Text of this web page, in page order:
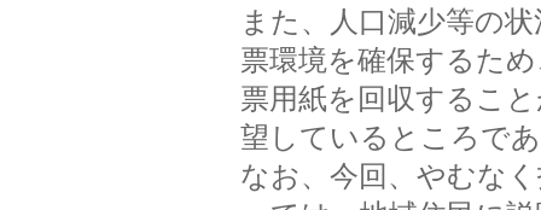
また、人口減少等の
票環境を確保するた
票用紙を回収するこ
望しているところで
なお、今回、やむな